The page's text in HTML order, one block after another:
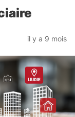
il y a 9 mois